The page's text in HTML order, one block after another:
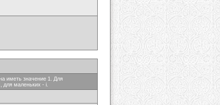
иметь значение 1. Для
маленьких - i.